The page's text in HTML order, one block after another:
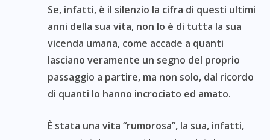
Se, infatti, è il silenzio la cifra di questi ultimi
anni della sua vita, non lo è di tutta la sua
vicenda umana, come accade a quanti
lasciano veramente un segno del proprio
passaggio a partire, ma non solo, dal ricordo
di quanti lo hanno incrociato ed amato.
È stata una vita “rumorosa”, la sua, infatti,